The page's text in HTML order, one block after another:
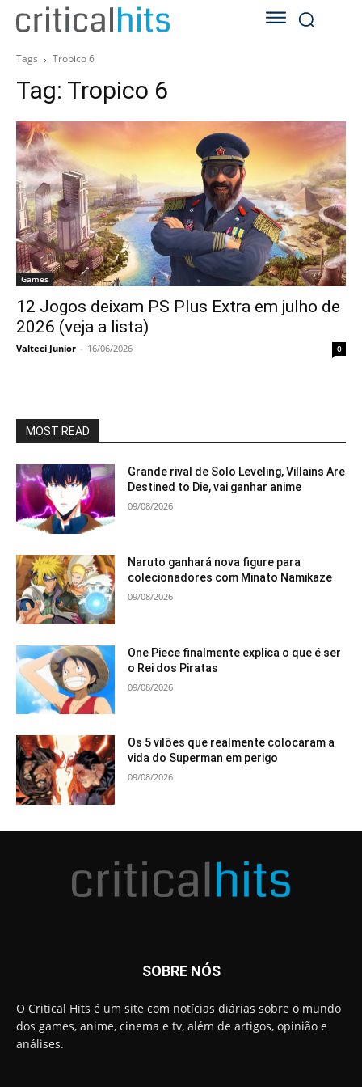
Tags Tropico 6
Tag: Tropico 6
Games
12 Jogos deixam PS Plus Extra em julho de
2026 (veja a lista)
Valteci Junior - 16/06/2026 0
MOST READ
Grande rival de Solo Leveling, Villains Are
Destined to Die, vai ganhar anime
09/08/2026
Naruto ganhará nova figure para
colecionadores com Minato Namikaze
09/08/2026
One Piece finalmente explica o que é ser
o Rei dos Piratas
09/08/2026
Os 5 vilões que realmente colocaram a
vida do Superman em perigo
09/08/2026
SOBRE NÓS
O Critical Hits é um site com notícias diárias sobre o mundo
dos games, anime, cinema e tv, além de artigos, opinião e
análises.